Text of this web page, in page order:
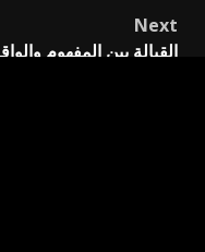
Next
القبالة بين المفهوم